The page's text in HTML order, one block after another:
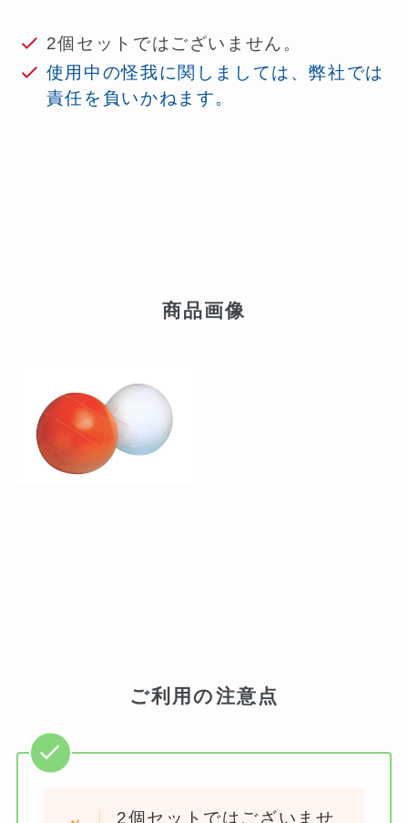
2個セットではございません。
使用中の怪我に関しましては、弊社では
責任を負いかねます。
商品画像
ご利用の注意点
2個セットではございませ